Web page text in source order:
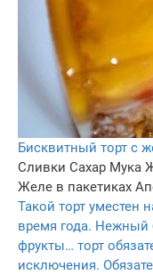
Бисквитный торт с
Сливки Сахар Мука
Желе в пакетиках
Такой торт уместен
время года. Нежный
фрукты… торт
исключения.